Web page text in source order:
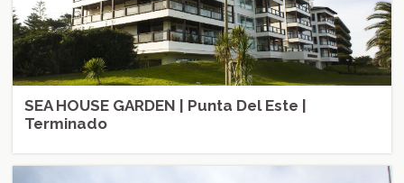
SEA HOUSE GARDEN | Punta Del Este |
Terminado